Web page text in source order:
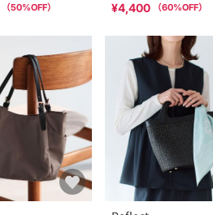
（50%OFF） ¥4,400 （60%OFF）